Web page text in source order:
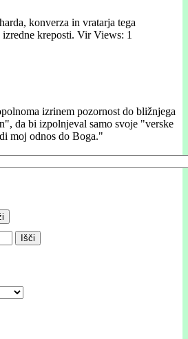
konverza in vratarja tega
izredne kreposti. Vir Views: 1
izrinem pozornost do bližnjega
da bi izpolnjeval samo svoje "verske
moj odnos do Boga."